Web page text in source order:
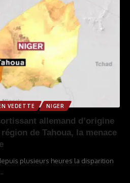
VEDETTE NIGER
allemand d’origine
de Tahoua, la menace
plusieurs heures la disparition
…